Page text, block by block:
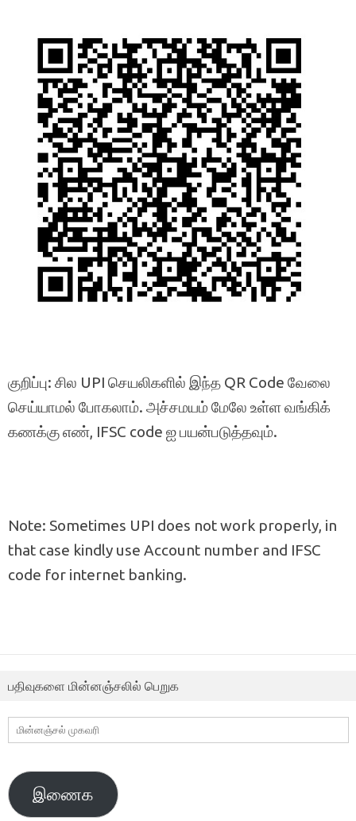
குறிப்பு: சில UPI செயலிகளில் இந்த QR Code வேலை
செய்யாமல் போகலாம். அச்சமயம் மேலே உள்ள வங்கிக்
கணக்கு எண், IFSC code ஐ பயன்படுத்தவும்.
Note: Sometimes UPI does not work properly, in
that case kindly use Account number and IFSC
code for internet banking.
பதிவுகளை மின்னஞ்சலில் பெறுக
மின்னஞ்சல்
முகவரி
இணைக